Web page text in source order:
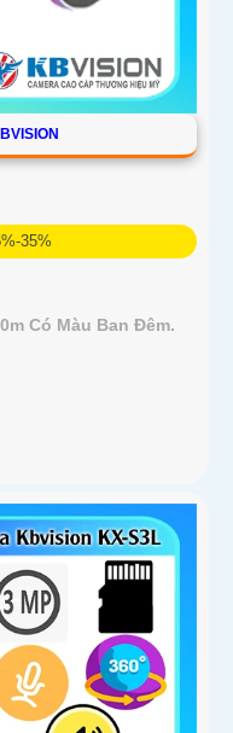
35%
Có Màu Ban Ðêm.